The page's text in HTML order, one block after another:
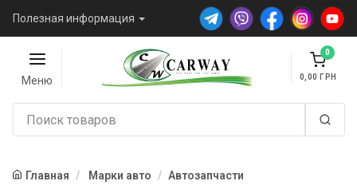
Полезная информация
Меню
0
0,00
Главная Марки авто
Автозапчасти